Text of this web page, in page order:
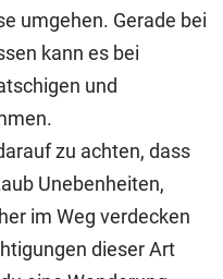
umgehen. Gerade bei
kann es bei
und
zu achten, dass
Unebenheiten,
im Weg verdecken
dieser Art